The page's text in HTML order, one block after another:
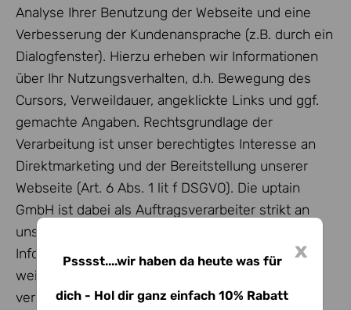
Analyse Ihrer Benutzung der Webseite und eine
Verbesserung der Kundenansprache (z.B. durch ein
Dialogfenster). Hierzu erheben wir Informationen
über Ihr Nutzungsverhalten, d.h. Bewegung des
Cursors, Verweildauer, angeklickte Links und ggf.
gemachte Angaben. Rechtsgrundlage der
Verarbeitung ist unser berechtigtes Interesse an
Direktmarketing und der Bereitstellung unserer
Webseite (Art. 6 Abs. 1 lit f DSGVO). Die uptain
GmbH ist dabei als Auftragsverarbeiter strikt an
unsere Weisungen gebunden. Die erhobenen
Informationen werden nicht an Dritte
weitergegeben, außer wir sind dazu gesetzlich
verpflichtet. Soweit die vom uptain-Plugin
x
Psssst....wir haben da heute was für
dich - Hol dir ganz einfach 10% Rabatt